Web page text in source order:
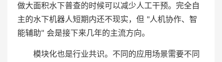
做大面积水下普查的时候可以减少人工干预。完全自
主的水下机器人短期内还不现实，但 "人机协作、智
能辅助" 会是接下来几年的主流方向。
模块化也是行业共识。不同的应用场景需要不同